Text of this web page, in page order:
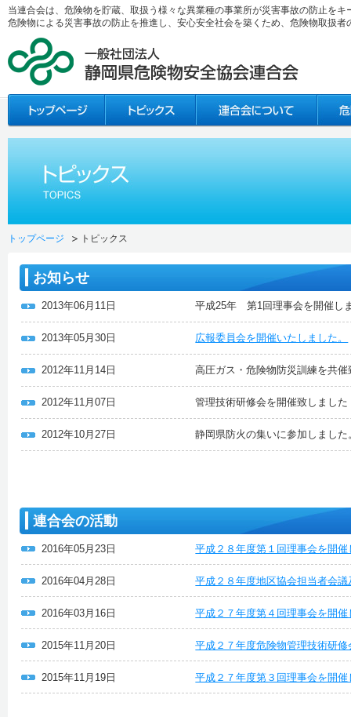
当連合会は、危険物を貯蔵、取扱う様々な異業種の事業所が災害事故の防止を
危険物による災害事故の防止を推進し、安心安全社会を築くため、危険物取扱
トップページ トピックス
お知らせ
2013年06月11日 平成25年 第1回理事会を開催し
2013年05月30日 広報委員会を開催いたしました。
2012年11月14日 高圧ガス・危険物防災訓練を共
2012年11月07日 管理技術研修会を開催致しました
2012年10月27日 静岡県防火の集いに参加しました
連合会の活動
2016年05月23日 平成２８年度第１回理事会を開催
2016年04月28日 平成２８年度地区協会担当者会
2016年03月16日 平成２７年度第４回理事会を開催
2015年11月20日 平成２７年度危険物管理技術研
2015年11月19日 平成２７年度第３回理事会を開催